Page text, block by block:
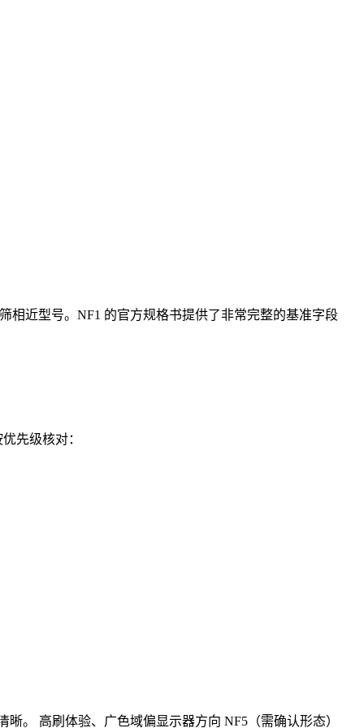
相近型号。NF1 的官方规格书提供了非常完整的基准字段
先级核对：
。 高刷体验、广色域偏显示器方向 NF5（需确认形态）